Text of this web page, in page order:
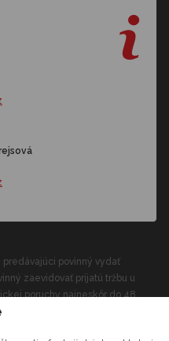
povinný vydať
zaevidovať prijatú tržbu u
poruchy najneskôr do 48